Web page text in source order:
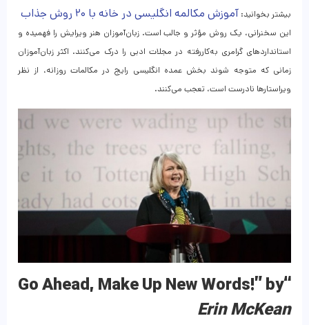
بیشتر بخوانید: آموزش مکالمه انگلیسی در خانه با ۲۰ روش جذاب
این سخنرانی، یک روش مؤثر و جالب است. زبان‌آموزان هنر ویرایش را فهمیده و
استانداردهای گرامری به‌کاررفته در مجلات ادبی را درک می‌کنند. اکثر زبان‌آموزان
زمانی که متوجه شوند بخش عمده انگلیسی رایج در مکالمات روزانه، از نظر
ویراستارها نادرست است، تعجب می‌کنند.
“Go Ahead, Make Up New Words!” by
Erin McKean